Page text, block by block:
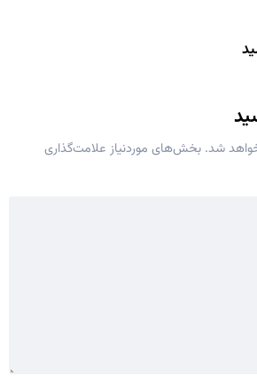
شد. بخش‌های موردنیاز علامت‌گذاری